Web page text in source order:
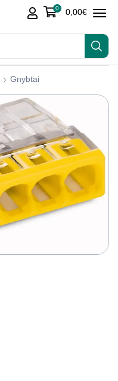
0 0,00€
Gnybtai